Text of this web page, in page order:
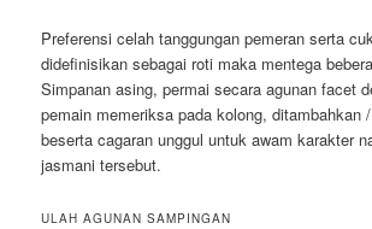
Preferensi celah tanggungan pemeran serta
didefinisikan sebagai roti maka mentega
Simpanan asing, permai secara agunan facet
pemain memeriksa pada kolong, ditambahkan
beserta cagaran unggul untuk awam karakter
jasmani tersebut.
ULAH AGUNAN SAMPINGAN